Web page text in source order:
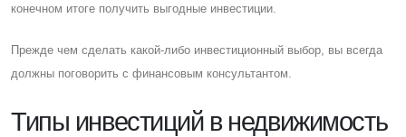
конечном итоге получить выгодные инвестиции.
Прежде чем сделать какой-либо инвестиционный выбор, вы всегда
должны поговорить с финансовым консультантом.
Типы инвестиций в недвижимость